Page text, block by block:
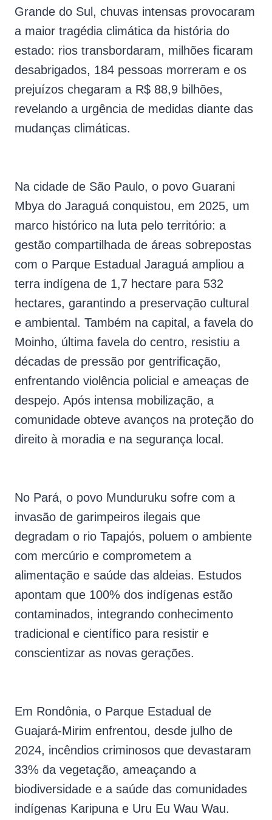
Grande do Sul, chuvas intensas provocaram
a maior tragédia climática da história do
estado: rios transbordaram, milhões ficaram
desabrigados, 184 pessoas morreram e os
prejuízos chegaram a R$ 88,9 bilhões,
revelando a urgência de medidas diante das
mudanças climáticas.
Na cidade de São Paulo, o povo Guarani
Mbya do Jaraguá conquistou, em 2025, um
marco histórico na luta pelo território: a
gestão compartilhada de áreas sobrepostas
com o Parque Estadual Jaraguá ampliou a
terra indígena de 1,7 hectare para 532
hectares, garantindo a preservação cultural
e ambiental. Também na capital, a favela do
Moinho, última favela do centro, resistiu a
décadas de pressão por gentrificação,
enfrentando violência policial e ameaças de
despejo. Após intensa mobilização, a
comunidade obteve avanços na proteção do
direito à moradia e na segurança local.
No Pará, o povo Munduruku sofre com a
invasão de garimpeiros ilegais que
degradam o rio Tapajós, poluem o ambiente
com mercúrio e comprometem a
alimentação e saúde das aldeias. Estudos
apontam que 100% dos indígenas estão
contaminados, integrando conhecimento
tradicional e científico para resistir e
conscientizar as novas gerações.
Em Rondônia, o Parque Estadual de
Guajará-Mirim enfrentou, desde julho de
2024, incêndios criminosos que devastaram
33% da vegetação, ameaçando a
biodiversidade e a saúde das comunidades
indígenas Karipuna e Uru Eu Wau Wau.